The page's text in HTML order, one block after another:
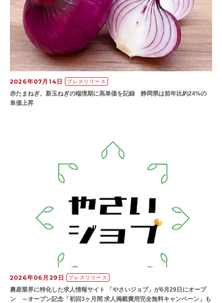
2026年07月14日 プレスリリース
赤たまねぎ、新玉ねぎの端境期に高単価を記録 静岡県は前年比約24%の
単価上昇
2026年06月29日 プレスリリース
農産業界に特化した求人情報サイト 「やさいジョブ」が6月29日にオープ
ン ～オープン記念「初回3ヶ月間 求人掲載費用完全無料キャンペーン」も